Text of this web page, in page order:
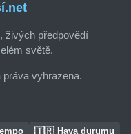
živých předpovědí
světě.
vyhrazena.
🇹🇷 Hava durumu